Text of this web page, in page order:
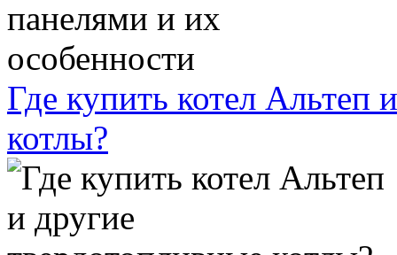
Где купить котел Альтеп
котлы?